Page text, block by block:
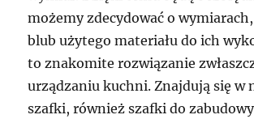
możemy zdecydować o
blub użytego materiału do ich
to znakomite rozwiązanie
urządzaniu kuchni. Znajdują się w
szafki, również szafki do